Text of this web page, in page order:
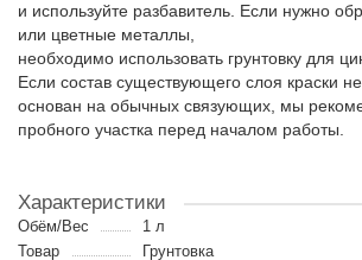
и используйте разбавитель. Если нужно
или цветные металлы,
необходимо использовать грунтовку для
Если состав существующего слоя краски
основан на обычных связующих, мы
пробного участка перед началом работы.
Характеристики
Обём/Вес
1 л
Товар
Грунтовка